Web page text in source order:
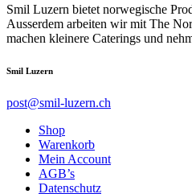
Smil Luzern bietet norwegische
Ausserdem arbeiten wir mit The
machen kleinere Caterings und
Smil Luzern
post@smil-luzern.ch
Shop
Warenkorb
Mein Account
AGB’s
Datenschutz